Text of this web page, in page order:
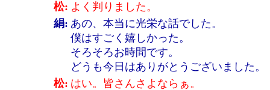
松: よく判りました。
絹: あの、本当に光栄な話でした。
僕はすごく嬉しかった。
そろそろお時間です。
どうも今日はありがとうございました。
松: はい。皆さんさよならぁ。